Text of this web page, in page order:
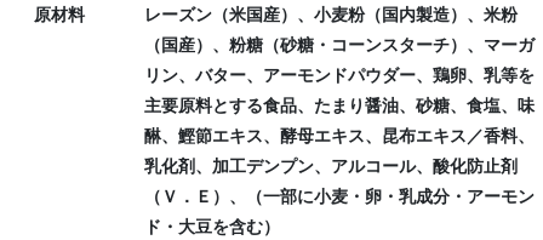
原材料
レーズン（米国産）、小麦粉（国内製造）、米粉
（国産）、粉糖（砂糖・コーンスターチ）、マーガ
リン、バター、アーモンドパウダー、鶏卵、乳等を
主要原料とする食品、たまり醤油、砂糖、食塩、味
醂、鰹節エキス、酵母エキス、昆布エキス／香料、
乳化剤、加工デンプン、アルコール、酸化防止剤
（Ｖ．Ｅ）、（一部に小麦・卵・乳成分・アーモン
ド・大豆を含む）